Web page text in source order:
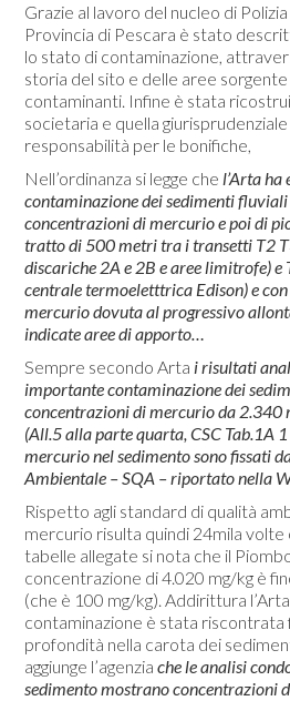
Grazie al lavoro del nucleo di
Provincia di Pescara è stato
lo stato di contaminazione,
storia del sito e delle aree
contaminanti. Infine è stata
societaria e quella
responsabilità per le bonifiche,
Nell’ordinanza si legge che l’Arta
contaminazione dei sedimenti
concentrazioni di mercurio e poi di
tratto di 500 metri tra i transetti T2
discariche 2A e 2B e aree limitrofe)
centrale termoeletttrica Edison) e
mercurio dovuta al progressivo
indicate aree di apporto…
Sempre secondo Arta i risultati
importante contaminazione dei
concentrazioni di mercurio da 2.340
(All.5 alla parte quarta, CSC Tab.1A
mercurio nel sedimento sono fissati
Ambientale – SQA – riportato nella
Rispetto agli standard di qualità
mercurio risulta quindi 24mila volte
tabelle allegate si nota che il
concentrazione di 4.020 mg/kg è
(che è 100 mg/kg). Addirittura
contaminazione è stata riscontrata
profondità nella carota dei
aggiunge l’agenziache le analisi
sedimento mostrano concentrazioni